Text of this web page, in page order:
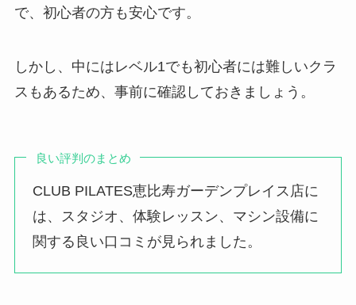
で、初心者の方も安心です。
しかし、中にはレベル1でも初心者には難しいクラ
スもあるため、事前に確認しておきましょう。
良い評判のまとめ
CLUB PILATES恵比寿ガーデンプレイス店に
は、スタジオ、体験レッスン、マシン設備に
関する良い口コミが見られました。